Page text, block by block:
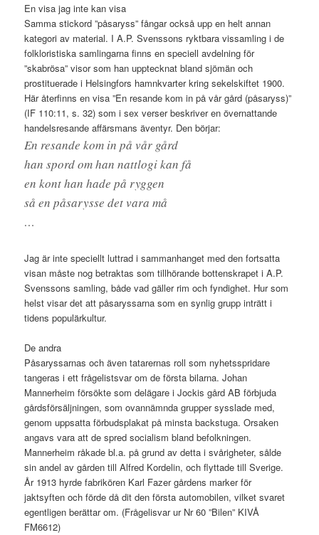
En visa jag inte kan visa
Samma stickord ”påsaryss” fångar också upp en helt annan
kategori av material. I A.P. Svenssons ryktbara vissamling i de
folkloristiska samlingarna finns en speciell avdelning för
”skabrösa” visor som han upptecknat bland sjömän och
prostituerade i Helsingfors hamnkvarter kring sekelskiftet 1900.
Här återfinns en visa ”En resande kom in på vår gård (påsaryss)”
(IF 110:11, s. 32) som i sex verser beskriver en övernattande
handelsresande affärsmans äventyr. Den börjar:
En resande kom in på vår gård
han spord om han nattlogi kan få
en kont han hade på ryggen
så en påsarysse det vara må
…
Jag är inte speciellt luttrad i sammanhanget med den fortsatta
visan måste nog betraktas som tillhörande bottenskrapet i A.P.
Svenssons samling, både vad gäller rim och fyndighet. Hur som
helst visar det att påsaryssarna som en synlig grupp inträtt i
tidens populärkultur.
De andra
Påsaryssarnas och även tatarernas roll som nyhetsspridare
tangeras i ett frågelistsvar om de första bilarna. Johan
Mannerheim försökte som delägare i Jockis gård AB förbjuda
gårdsförsäljningen, som ovannämnda grupper sysslade med,
genom uppsatta förbudsplakat på minsta backstuga. Orsaken
angavs vara att de spred socialism bland befolkningen.
Mannerheim råkade bl.a. på grund av detta i svårigheter, sålde
sin andel av gården till Alfred Kordelin, och flyttade till Sverige.
År 1913 hyrde fabrikören Karl Fazer gårdens marker för
jaktsyften och förde då dit den första automobilen, vilket svaret
egentligen berättar om. (Frågelisvar ur Nr 60 ”Bilen” KIVÅ
FM6612)